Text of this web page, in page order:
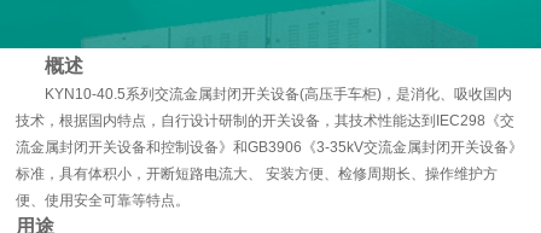
概述
KYN10-40.5系列交流金属封闭开关设备(高压手车柜)，是消化、吸收国内
技术，根据国内特点，自行设计研制的开关设备，其技术性能达到IEC298《交
流金属封闭开关设备和控制设备》和GB3906《3-35kV交流金属封闭开关设备》
标准，具有体积小，开断短路电流大、 安装方便、检修周期长、操作维护方
便、使用安全可靠等特点。
用途